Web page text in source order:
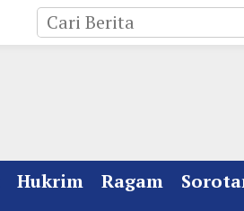
Hukrim Ragam